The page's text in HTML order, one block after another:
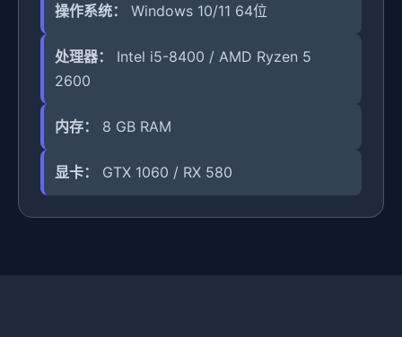
操作系统： Windows 10/11 64位
处理器：
Intel i5-8400 / AMD Ryzen 5
2600
内存： 8 GB RAM
显卡： GTX 1060 / RX 580